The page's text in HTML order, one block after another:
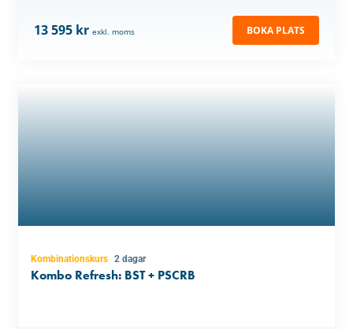
13 595 kr exkl. moms BOKA PLATS
Kombinationskurs 2 dagar
Kombo Refresh: BST + PSCRB